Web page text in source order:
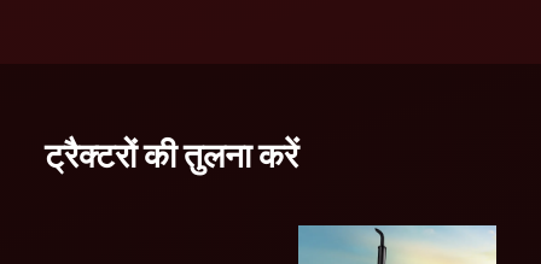
ट्रैक्टरों की तुलना करें